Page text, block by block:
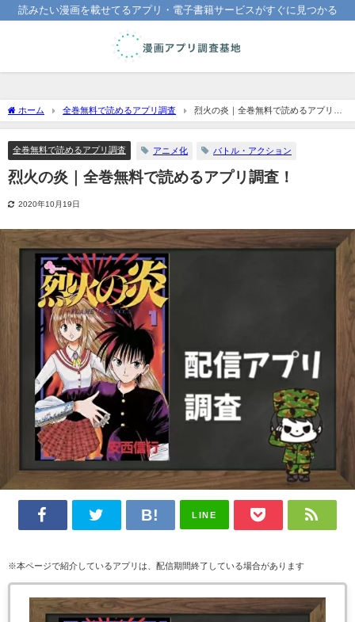
読みたい漫画を載せてるアプリ・電子書籍サービスがすぐに見つかる
ホーム 全巻無料で読めるアプリ調査
烈火の炎｜全巻無料で読めるアプリ調
査！
全巻無料で読めるアプリ調査 アニメ化 バトル・アクション
烈火の炎｜全巻無料で読めるアプリ調査！
2020年10月19日
LINE
※本ページで紹介しているアプリは、配信期間終了している場合があります